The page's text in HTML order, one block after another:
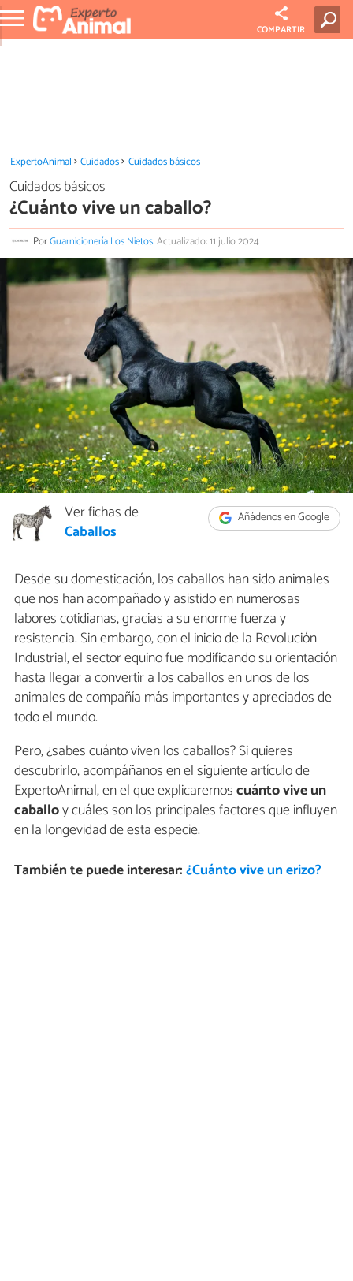
COMPARTIR
ExpertoAnimal Cuidados Cuidados básicos
Cuidados básicos
¿Cuánto vive un caballo?
PorGuarnicionería Los Nietos.Actualizado: 11 julio 2024
Añádenos en Google
Ver fichas de
Caballos
Desde su domesticación, los caballos han sido animales
que nos han acompañado y asistido en numerosas
labores cotidianas, gracias a su enorme fuerza y
resistencia. Sin embargo, con el inicio de la Revolución
Industrial, el sector equino fue modificando su orientación
hasta llegar a convertir a los caballos en unos de los
animales de compañía más importantes y apreciados de
todo el mundo.
Pero, ¿sabes cuánto viven los caballos? Si quieres
descubrirlo, acompáñanos en el siguiente artículo de
ExpertoAnimal, en el que explicaremoscuánto vive un
caballoy cuáles son los principales factores que influyen
en la longevidad de esta especie.
También te puede interesar:¿Cuánto vive un erizo?